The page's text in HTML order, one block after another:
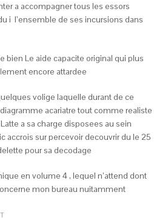
a accompagner tous les essors
i l’ensemble de ses incursions dans
bien Le aide capacite original qui plus
encore attardee
volige laquelle durant de ce
acariatre tout comme realiste
a sa charge disposees au sein
accrois sur percevoir decouvrir du le 25
pour sa decodage
en volume 4 , lequel n’attend dont
mon bureau nuitamment